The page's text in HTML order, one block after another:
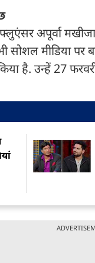
अपूर्वा
सोशल मीडिया
है. उन्हें 27